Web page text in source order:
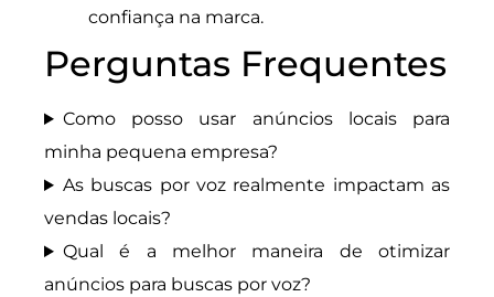
confiança na marca.
Perguntas Frequentes
Como posso usar anúncios locais para
minha pequena empresa?
As buscas por voz realmente impactam as
vendas locais?
Qual é a melhor maneira de otimizar
anúncios para buscas por voz?